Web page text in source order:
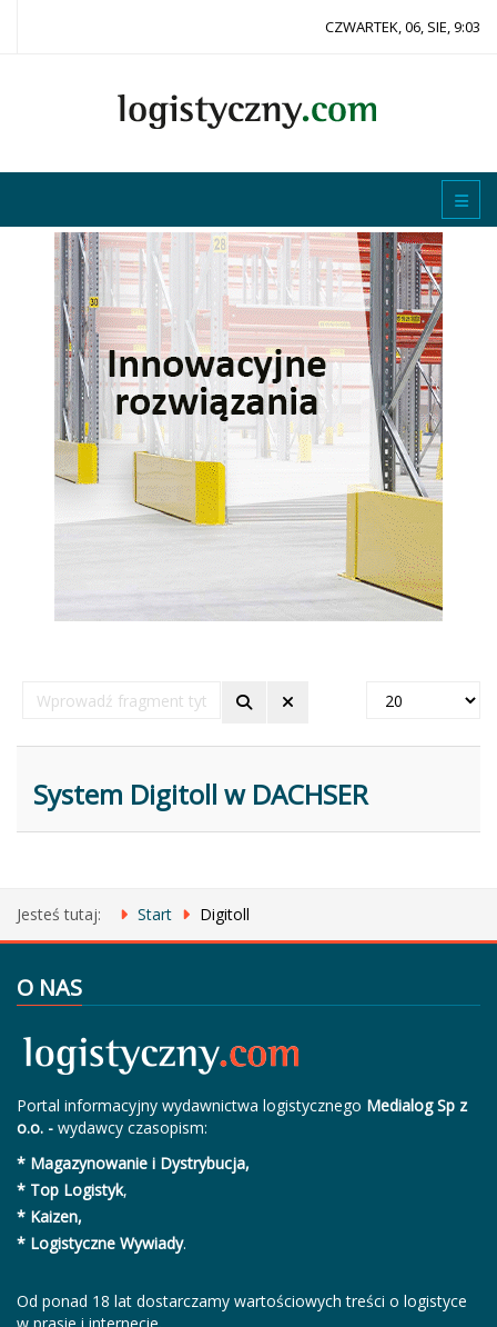
CZWARTEK, 06, SIE, 9:03
Wprowadź
fragment
Pokaż
System Digitoll w DACHSER
Jesteś tutaj: Start Digitoll
O NAS
Portal informacyjny wydawnictwa logistycznego Medialog Sp z
o.o. - wydawcy czasopism:
* Magazynowanie i Dystrybucja,
* Top Logistyk,
* Kaizen,
* Logistyczne Wywiady.
Od ponad 18 lat dostarczamy wartościowych treści o logistyce